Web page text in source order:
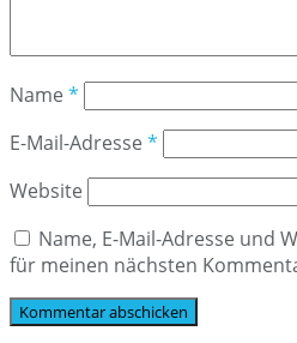
Name *
E-Mail-Adresse *
Website
Name, E-Mail-Adresse und
für meinen nächsten